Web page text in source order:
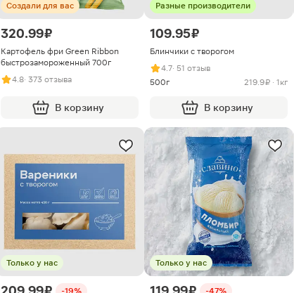
Создали для вас
320.99 ₽
Картофель фри Green Ribbon
быстрозамороженный 700г
4.8· 373 отзыва
В корзину
Разные производители
109.95 ₽
Блинчики с творогом
4.7· 51 отзыв
500г
219.9 ₽ · 1кг
В корзину
Только у нас
-19%
Только у нас
-47%